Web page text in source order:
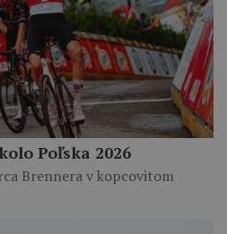
Poľska 2026
Brennera v kopcovitom